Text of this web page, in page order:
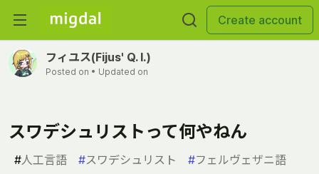
Create account
フィユス(Fijus' Q. I.)
Posted on • Updated on
スワデシュリストって何やねん
#人工言語 #スワデシュリスト #フェルヴェザニ語